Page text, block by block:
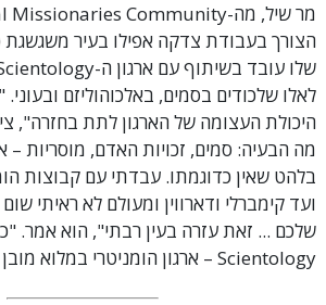
הצורך בעבודת צדקה אפילו בעיר משגשגת
לאלו שלכודים בסמים, באלכוהוליזם ובעוני.
היכולת העצומה של הארגון לתת בחזרה",
מה הבעיה: סמים, זכויות האדם, מוסריות
בלהט שאין כדוגמתו. עבדתי עם קבוצות
ועד קימברלי ודארווין ומעולם לא ראיתי
שלכם ... זאת עזרה בעין רבתי", הוא אמר.
Scientology – ארגון הומניטרי במלוא מובן המילה!"